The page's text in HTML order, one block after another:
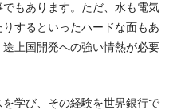
もあります。ただ、水も電気
するといったハードな面もあ
上国開発への強い情熱が必要
学び、その経験を世界銀行で